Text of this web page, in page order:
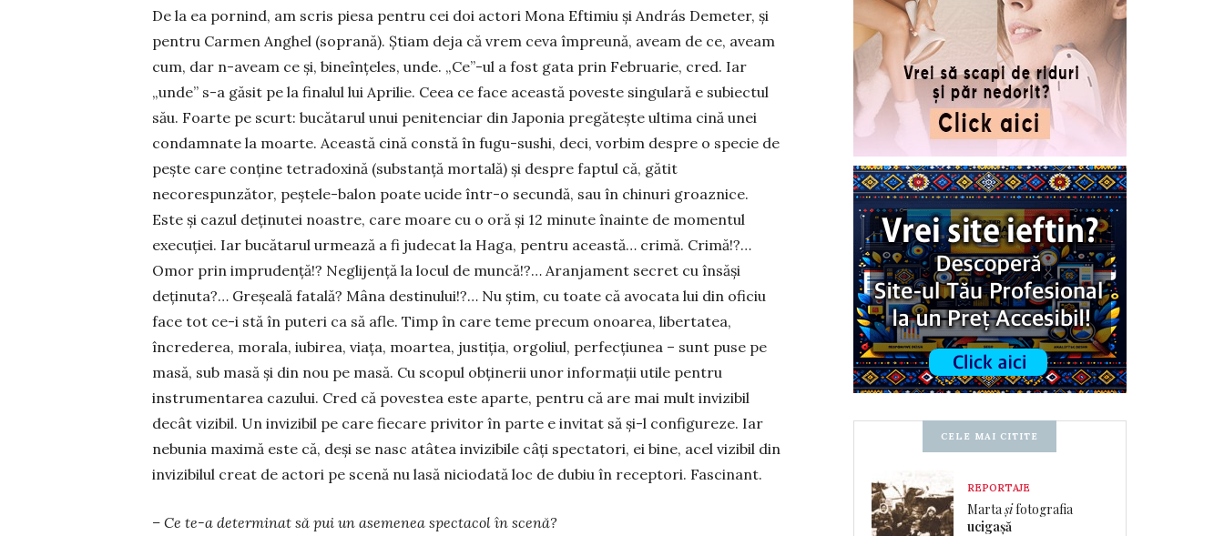
De la ea pornind, am scris piesa pentru cei doi actori Mona Eftimiu și András Demeter, și
pentru Carmen Anghel (soprană). Știam deja că vrem ceva împreună, aveam de ce, aveam
cum, dar n-aveam ce și, bineînțeles, unde. „Ce”-ul a fost gata prin Februarie, cred. Iar
„unde” s-a găsit pe la finalul lui Aprilie. Ceea ce face această poveste singulară e subiectul
său. Foarte pe scurt: bucătarul unui penitenciar din Japonia pregătește ultima cină unei
condamnate la moarte. Această cină constă în fugu-sushi, deci, vorbim despre o specie de
pește care conține tetradoxină (substanță mortală) și despre faptul că, gătit
necorespunzător, peștele-balon poate ucide într-o secundă, sau în chinuri groaznice.
Este și cazul deținutei noastre, care moare cu o oră și 12 minute îna­inte de momentul
execuției. Iar bucătarul urmează a fi judecat la Haga, pentru această… crimă. Crimă!?…
Omor prin imprudență!? Neglijență la locul de muncă!?… Aranjament secret cu însăși
deținuta?… Greșeală fatală? Mâna destinului!?… Nu știm, cu toate că avocata lui din oficiu
face tot ce-i stă în puteri ca să afle. Timp în care teme precum onoarea, libertatea,
încrederea, morala, iubirea, viața, moartea, justiția, orgoliul, perfecțiunea – sunt puse pe
masă, sub masă și din nou pe masă. Cu scopul obținerii unor informații utile pentru
instrumentarea cazului. Cred că povestea este aparte, pentru că are mai mult invizibil
decât vizibil. Un invizibil pe care fiecare privitor în parte e invitat să și-l configureze. Iar
nebunia maximă este că, deși se nasc atâtea invizibile câți spectatori, ei bine, acel vizibil din
invizibilul creat de actori pe scenă nu lasă niciodată loc de dubiu în receptori. Fascinant.
– Ce te-a determinat să pui un asemenea spectacol în scenă?
CELE MAI CITITE
REPORTAJE
Martașifotografia
ucigașă